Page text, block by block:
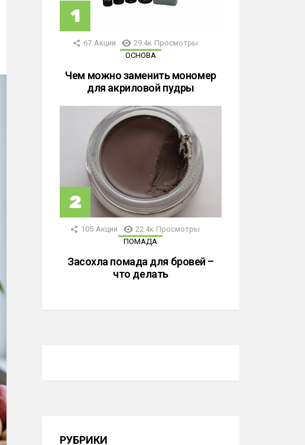
67 Акции 29.4к Просмотры
ОСНОВА
Чем можно заменить мономер
для акриловой пудры
105 Акции 22.4к Просмотры
ПОМАДА
Засохла помада для бровей –
что делать
РУБРИКИ